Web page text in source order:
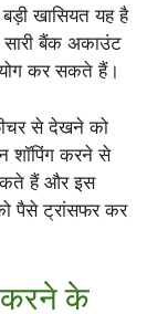
खासियत यह है
बैंक अकाउंट
कर सकते हैं।
से देखने को
शॉपिंग करने से
हैं और इस
पैसे ट्रांसफर कर
के